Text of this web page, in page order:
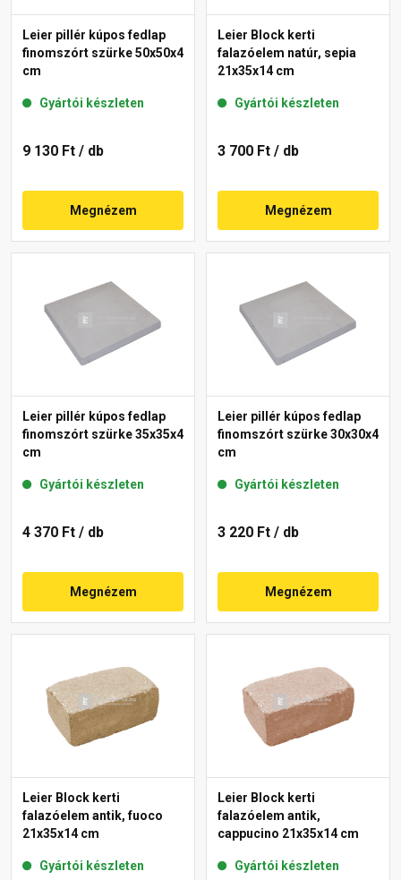
Leier pillér kúpos fedlap
finomszórt szürke 50x50x4
cm
Gyártói készleten
9 130 Ft / db
Megnézem
Leier Block kerti
falazóelem natúr, sepia
21x35x14 cm
Gyártói készleten
3 700 Ft / db
Megnézem
Leier pillér kúpos fedlap
finomszórt szürke 35x35x4
cm
Gyártói készleten
4 370 Ft / db
Megnézem
Leier pillér kúpos fedlap
finomszórt szürke 30x30x4
cm
Gyártói készleten
3 220 Ft / db
Megnézem
Leier Block kerti
falazóelem antik, fuoco
21x35x14 cm
Gyártói készleten
Leier Block kerti
falazóelem antik,
cappucino 21x35x14 cm
Gyártói készleten